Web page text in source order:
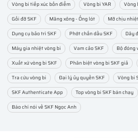
Vòng bi tiếp xúc bốn điểm
Vòng bi YAR Vòng
Gối đỡ SKF
Măng xông - Ống lót
Mỡ chịu
Dụng cụ bảo trì SKF
Phớt chắn dầu SKF Dây
Máy gia nhiệt vòng bi
Vam cảo SKF
Bộ đóng
Xuất xứ vòng bi SKF
Phân biệt vòng bi SKF giả
Tra cứu vòng bi
Đại lý ủy quyền SKF
Vòng bi
SKF Authenticate App
Top vòng bi SKF bán chạy
Báo chí nói về SKF Ngọc Anh